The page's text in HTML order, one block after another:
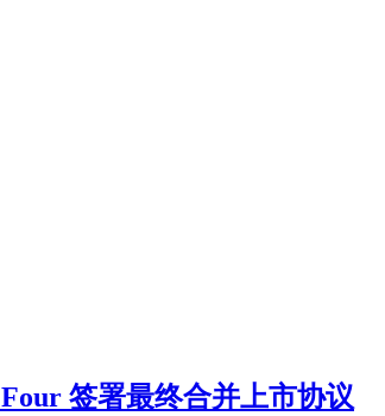
签署最终合并上市协议